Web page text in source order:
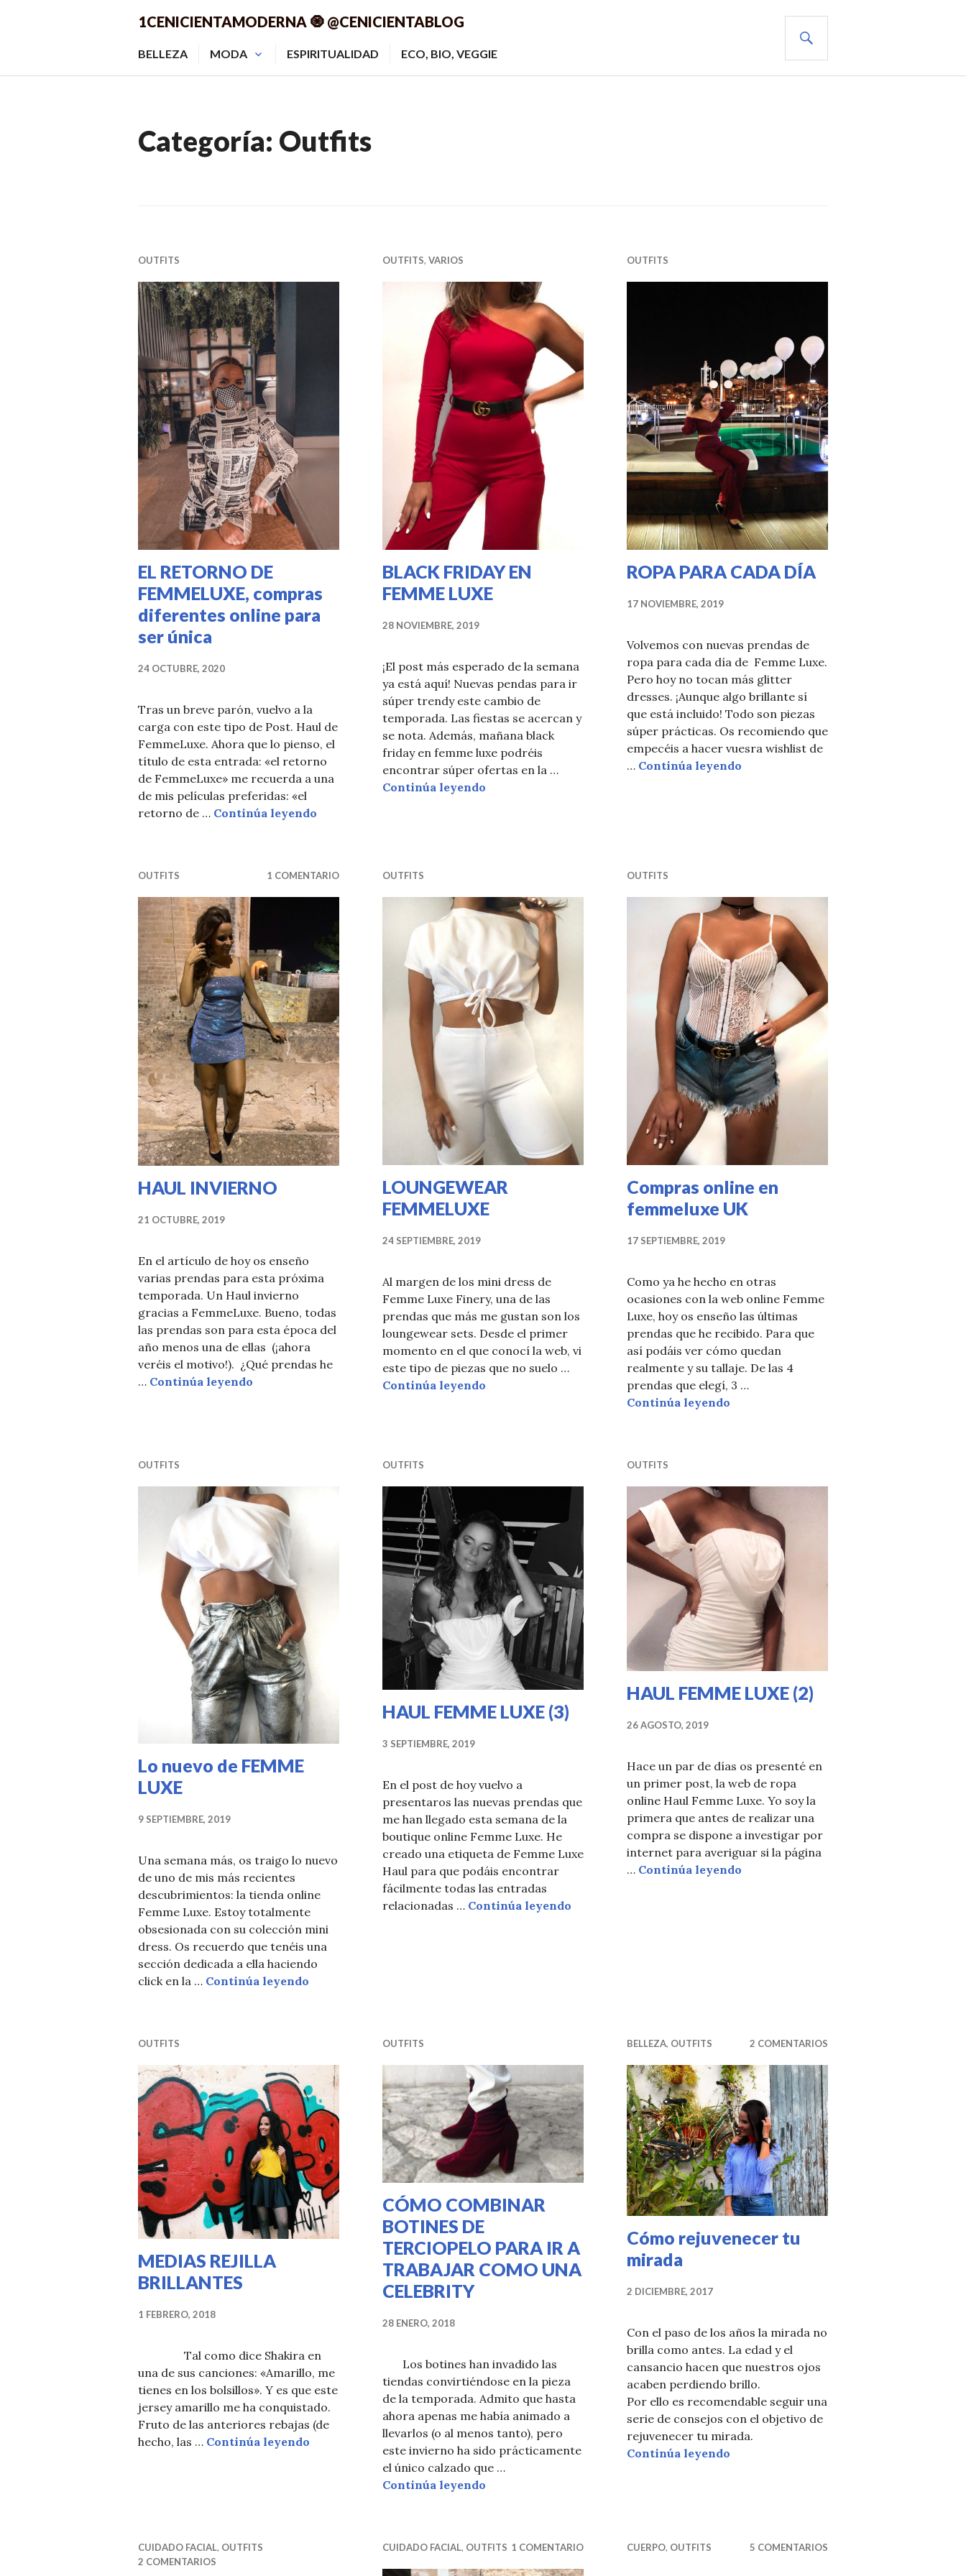
1CENICIENTAMODERNA 🧿 @CENICIENTABLOG
BELLEZA MODA ESPIRITUALIDAD ECO, BIO, VEGGIE
Categoría: Outfits
OUTFITS
EL RETORNO DE
FEMMELUXE, compras
diferentes online para
ser única
24 OCTUBRE, 2020
Tras un breve parón, vuelvo a la
carga con este tipo de Post. Haul de
FemmeLuxe. Ahora que lo pienso, el
título de esta entrada: «el retorno
de FemmeLuxe» me recuerda a una
de mis películas preferidas: «el
retorno de … Continúa leyendo
OUTFITS, VARIOS
BLACK FRIDAY EN
FEMME LUXE
28 NOVIEMBRE, 2019
¡El post más esperado de la semana
ya está aquí! Nuevas pendas para ir
súper trendy este cambio de
temporada. Las fiestas se acercan y
se nota. Además, mañana black
friday en femme luxe podréis
encontrar súper ofertas en la …
Continúa leyendo
OUTFITS
ROPA PARA CADA DÍA
17 NOVIEMBRE, 2019
Volvemos con nuevas prendas de
ropa para cada día de Femme Luxe.
Pero hoy no tocan más glitter
dresses. ¡Aunque algo brillante sí
que está incluido! Todo son piezas
súper prácticas. Os recomiendo que
empecéis a hacer vuesra wishlist de
… Continúa leyendo
OUTFITS 1 COMENTARIO
HAUL INVIERNO
21 OCTUBRE, 2019
En el artículo de hoy os enseño
varias prendas para esta próxima
temporada. Un Haul invierno
gracias a FemmeLuxe. Bueno, todas
las prendas son para esta época del
año menos una de ellas (¡ahora
veréis el motivo!). ¿Qué prendas he
… Continúa leyendo
OUTFITS
LOUNGEWEAR
FEMMELUXE
24 SEPTIEMBRE, 2019
Al margen de los mini dress de
Femme Luxe Finery, una de las
prendas que más me gustan son los
loungewear sets. Desde el primer
momento en el que conocí la web, vi
este tipo de piezas que no suelo …
Continúa leyendo LOUNGEWEAR FEMMELUXE
OUTFITS
Compras online en
femmeluxe UK
17 SEPTIEMBRE, 2019
Como ya he hecho en otras
ocasiones con la web online Femme
Luxe, hoy os enseño las últimas
prendas que he recibido. Para que
así podáis ver cómo quedan
realmente y su tallaje. De las 4
prendas que elegí, 3 …
Continúa leyendo
OUTFITS
Lo nuevo de FEMME
LUXE
9 SEPTIEMBRE, 2019
Una semana más, os traigo lo nuevo
de uno de mis más recientes
descubrimientos: la tienda online
Femme Luxe. Estoy totalmente
obsesionada con su colección mini
dress. Os recuerdo que tenéis una
sección dedicada a ella haciendo
click en la … Continúa leyendo
OUTFITS
HAUL FEMME LUXE (3)
3 SEPTIEMBRE, 2019
En el post de hoy vuelvo a
presentaros las nuevas prendas que
me han llegado esta semana de la
boutique online Femme Luxe. He
creado una etiqueta de Femme Luxe
Haul para que podáis encontrar
fácilmente todas las entradas
relacionadas … Continúa leyendo
OUTFITS
HAUL FEMME LUXE (2)
26 AGOSTO, 2019
Hace un par de días os presenté en
un primer post, la web de ropa
online Haul Femme Luxe. Yo soy la
primera que antes de realizar una
compra se dispone a investigar por
internet para averiguar si la página
… Continúa leyendo
OUTFITS
MEDIAS REJILLA
BRILLANTES
1 FEBRERO, 2018
Tal como dice Shakira en
una de sus canciones: «Amarillo, me
tienes en los bolsillos». Y es que este
jersey amarillo me ha conquistado.
Fruto de las anteriores rebajas (de
hecho, las … Continúa leyendo MEDIAS REJILLA BRILLANTES
OUTFITS
CÓMO COMBINAR
BOTINES DE
TERCIOPELO PARA IR A
TRABAJAR COMO UNA
CELEBRITY
28 ENERO, 2018
Los botines han invadido las
tiendas convirtiéndose en la pieza
de la temporada. Admito que hasta
ahora apenas me había animado a
llevarlos (o al menos tanto), pero
este invierno ha sido prácticamente
el único calzado que …
Continúa leyendo
BELLEZA, OUTFITS 2 COMENTARIOS
Cómo rejuvenecer tu
mirada
2 DICIEMBRE, 2017
Con el paso de los años la mirada no
brilla como antes. La edad y el
cansancio hacen que nuestros ojos
acaben perdiendo brillo.
Por ello es recomendable seguir una
serie de consejos con el objetivo de
rejuvenecer tu mirada.
Continúa leyendo
CUIDADO FACIAL, OUTFITS
2 COMENTARIOS
CUIDADO FACIAL, OUTFITS 1 COMENTARIO CUERPO, OUTFITS 5 COMENTARIOS